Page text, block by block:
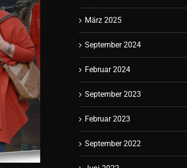
März 2025
September 2024
Februar 2024
September 2023
Februar 2023
September 2022